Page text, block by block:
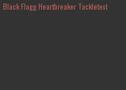
Black Flagg Heartbreaker Tackletest